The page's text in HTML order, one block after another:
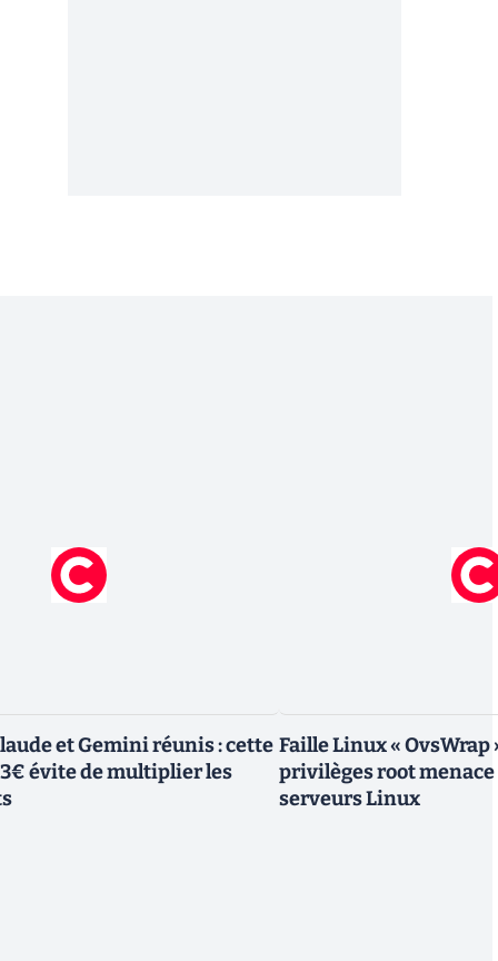
et Gemini réunis : cette
évite de multiplier les
Faille Linux « OvsWrap
privilèges root
serveurs Linux